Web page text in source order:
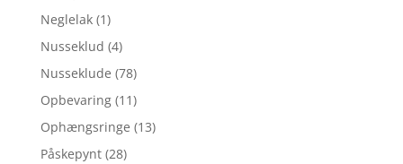
Neglelak (1)
Nusseklud (4)
Nusseklude (78)
Opbevaring (11)
Ophængsringe (13)
Påskepynt (28)